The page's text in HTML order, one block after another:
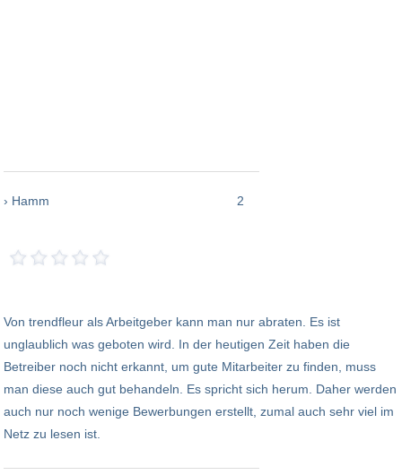
› Hamm 2
Von trendfleur als Arbeitgeber kann man nur abraten. Es ist
unglaublich was geboten wird. In der heutigen Zeit haben die
Betreiber noch nicht erkannt, um gute Mitarbeiter zu finden, muss
man diese auch gut behandeln. Es spricht sich herum. Daher werden
auch nur noch wenige Bewerbungen erstellt, zumal auch sehr viel im
Netz zu lesen ist.